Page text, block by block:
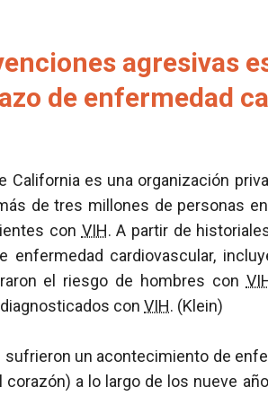
agresivas
de enfermedad
California es una organización
de tres millones de personas
con VIH. A partir de
cardiovascular,
el riesgo de hombres con
con VIH. (Klein)
sufrieron un acontecimiento de
a lo largo de los nueve